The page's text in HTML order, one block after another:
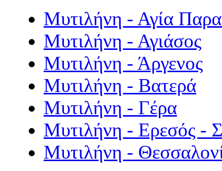
Μυτιλήνη - Αγία
Μυτιλήνη - Αγιάσος
Μυτιλήνη - Άργενος
Μυτιλήνη - Βατερά
Μυτιλήνη - Γέρα
Μυτιλήνη - Ερεσός -
Μυτιλήνη -